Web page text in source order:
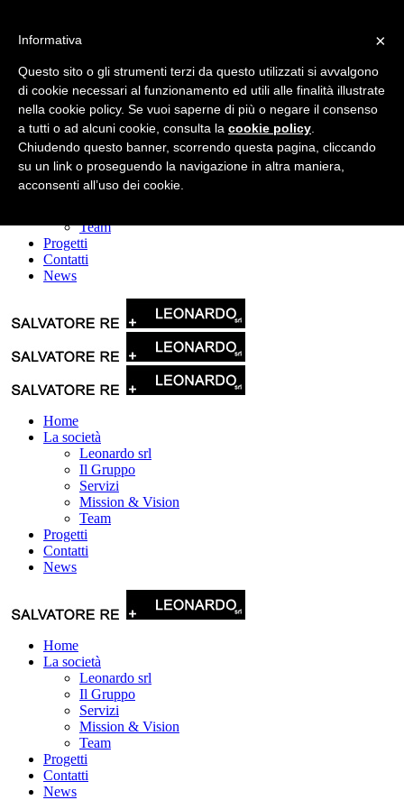
Home
La società
Leonardo srl
Il Gruppo
Servizi
Team
Progetti
Contatti
News
Home
La società
Leonardo srl
Il Gruppo
Servizi
Mission & Vision
Team
Progetti
Contatti
News
Home
La società
Leonardo srl
Il Gruppo
Servizi
Mission & Vision
Team
Progetti
Contatti
News
×
Informativa
Questo sito o gli strumenti terzi da questo utilizzati si avvalgono
di cookie necessari al funzionamento ed utili alle finalità illustrate
nella cookie policy. Se vuoi saperne di più o negare il consenso
a tutti o ad alcuni cookie, consulta la cookie policy
Chiudendo questo banner, scorrendo questa pagina, cliccando
su un link o proseguendo la navigazione in altra maniera,
acconsenti all’uso dei cookie.